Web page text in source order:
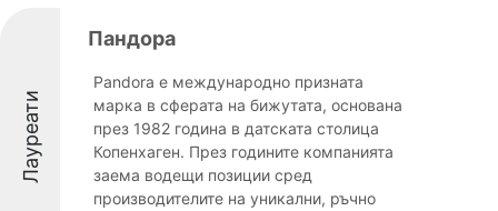
Лауреати
Пандора
Pandora е международно призната
марка в сферата на бижутата, основана
през 1982 година в датската столица
Копенхаген. През годините компанията
заема водещи позиции сред
производителите на уникални, ръчно